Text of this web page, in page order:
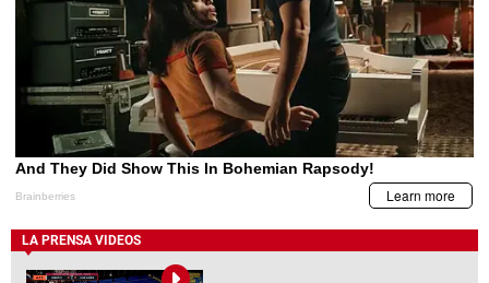
LA PRENSA VIDEOS